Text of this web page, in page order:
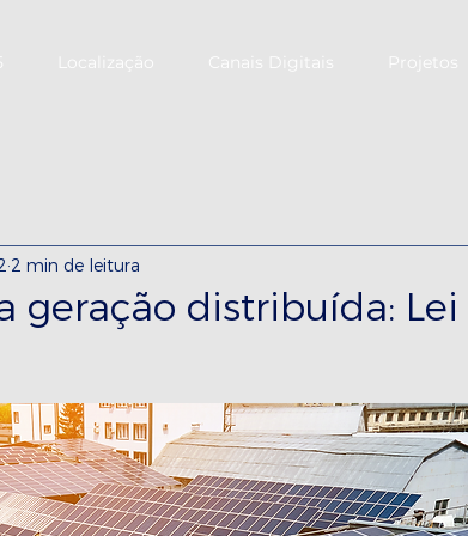
Localização Canais Digitais Projetos
geração distribuída: Lei
2 min de leitura